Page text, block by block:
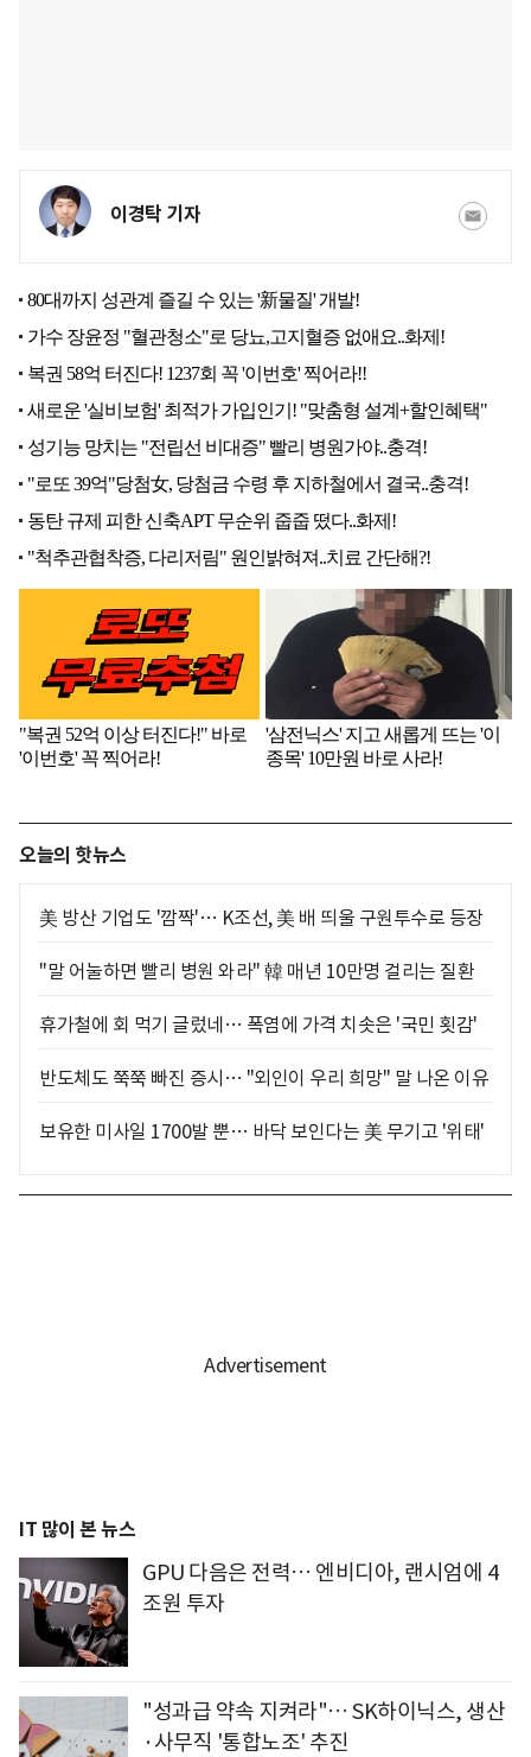
이경탁 기자
오늘의 핫뉴스
美 방산 기업도 '깜짝'… K조선, 美 배 띄울 구원투수로 등장
"말 어눌하면 빨리 병원 와라" 韓 매년 10만명 걸리는 질환
휴가철에 회 먹기 글렀네… 폭염에 가격 치솟은 '국민 횟감'
반도체도 쭉쭉 빠진 증시… "외인이 우리 희망" 말 나온 이유
보유한 미사일 1700발 뿐… 바닥 보인다는 美 무기고 '위태'
IT 많이 본 뉴스
GPU 다음은 전력… 엔비디아, 랜시엄에 4
조원 투자
"성과급 약속 지켜라"… SK하이닉스, 생산
·사무직 '통합노조' 추진